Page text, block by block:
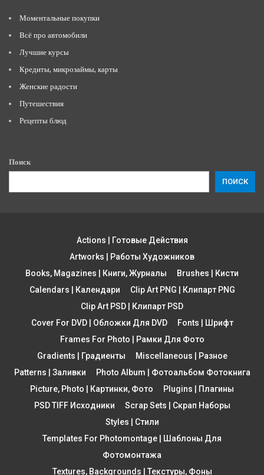
Моментальные покупки
Всё про автомобили
Лучшие курсы
Кредиты, микрозаймы, карты
Женские радости
Путешествия
Рецепты блюд
Поиск
ПОИСК
Actions | Готовые Действия
Artworks | Работы Художников
Books, Magazines | Книги, Журналы
Brushes | Кисти
Calendars | Календари
Clip Art PNG | Клипарт PNG
Clip Art PSD | Клипарт PSD
Cover For DVD | Обложки Для DVD
Fonts | Шрифт
Frames For Photo | Рамки Для Фото
Gradients | Градиенты
Miscellaneous | Разное
Patterns | Заливки
Photo Album | Фотоальбом Фотокнига
Picture, Photo | Картинки, Фото
Plugins | Плагины
PSD TIFF Исходники
Scrap Sets | Скрап Наборы
Styles | Стили
Templates For Photomontage | Шаблоны Для
Фотомонтажа
Textures, Backgrounds | Текстуры, Фоны